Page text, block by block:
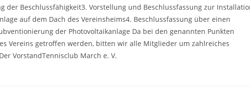
der Beschlussfähigkeit3. Vorstellung und Beschlussfassung zur
auf dem Dach des Vereinsheims4. Beschlussfassung über einen
der Photovoltaikanlage Da bei den genannten Punkten
Vereins getroffen werden, bitten wir alle Mitglieder um zahlreiches
VorstandTennisclub March e. V.